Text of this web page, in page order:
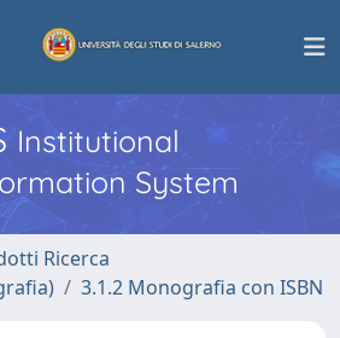
Institutional
System
Ricerca
3.1.2 Monografia con ISBN